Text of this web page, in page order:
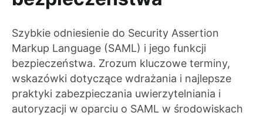
Szybkie odniesienie do Security Assertion
Markup Language (SAML) i jego funkcji
bezpieczeństwa. Zrozum kluczowe terminy,
wskazówki dotyczące wdrażania i najlepsze
praktyki zabezpieczania uwierzytelniania i
autoryzacji w oparciu o SAML w środowiskach